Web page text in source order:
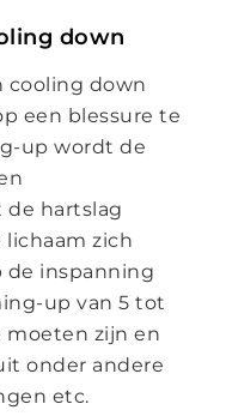
down
cooling down
een blessure te
up wordt de
hartslag
zich
de inspanning
up van 5 tot
moeten zijn en
onder andere
etc.